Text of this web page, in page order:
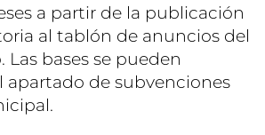
a partir de la publicación
al tablón de anuncios del
bases se pueden
apartado de subvenciones